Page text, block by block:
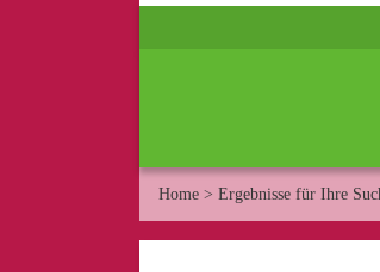
Home > Ergebnisse für Ihre